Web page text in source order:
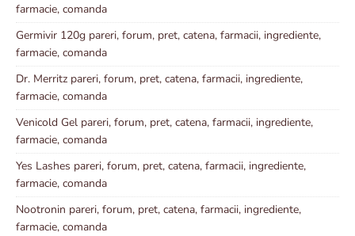
farmacie, comanda
Germivir 120g pareri, forum, pret, catena, farmacii, ingrediente,
farmacie, comanda
Dr. Merritz pareri, forum, pret, catena, farmacii, ingrediente,
farmacie, comanda
Venicold Gel pareri, forum, pret, catena, farmacii, ingrediente,
farmacie, comanda
Yes Lashes pareri, forum, pret, catena, farmacii, ingrediente,
farmacie, comanda
Nootronin pareri, forum, pret, catena, farmacii, ingrediente,
farmacie, comanda